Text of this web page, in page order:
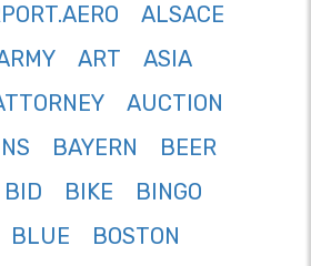
ALSACE
ART
ASIA
AUCTION
BAYERN
BEER
BID BIKE
BINGO
BLUE
BOSTON